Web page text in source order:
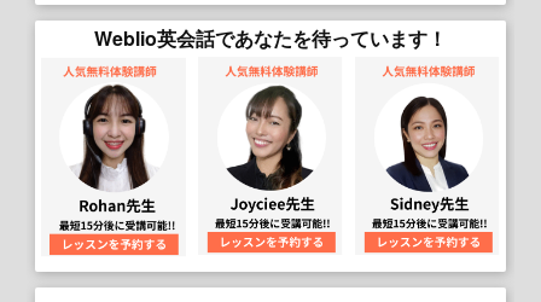
Weblio英会話であなたを待っています！